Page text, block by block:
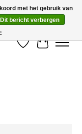
Verlanglijst
met het gebruik van
Dit bericht verbergen